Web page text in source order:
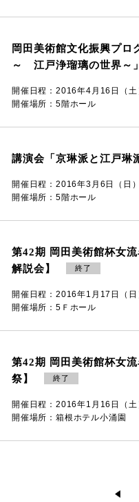
岡田美術館文化振興プロ
～ 江戸浄瑠璃の世界～」
開催日程：2016年4月16日（土
開催場所：5階ホール
講演会「京琳派と江戸琳
開催日程：2016年3月6日（日
開催場所：5階ホール
第42期 岡田美術館杯女
解説会】
終了
開催日程：2016年1月17日（
開催場所：5Ｆホール
第42期 岡田美術館杯女
祭】
終了
開催日程：2016年1月16日（
開催場所：箱根ホテル小涌園